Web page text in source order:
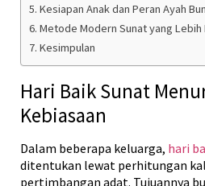
Kesiapan Anak dan Peran Ayah
Metode Modern Sunat yang Lebih
Kesimpulan
Hari Baik Sunat
Kebiasaan
Dalam beberapa keluarga, hari
ditentukan lewat perhitungan
pertimbangan adat. Tujuannya